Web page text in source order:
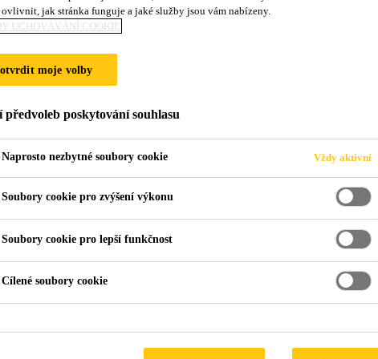
CZ
1991
začala společnost Sika vyvíjet na
ovlivnit, jak stránka funguje a jaké služby jsou vám nabízeny.
UCHOVÁVÁNÍ COOKIE
moje volby
předvoleb poskytování souhlasu
Naprosto nezbytné soubory cookie Vždy aktivní
Soubory cookie pro zvýšení výkonu
Soubory cookie pro lepší funkčnost
Cílené soubory cookie